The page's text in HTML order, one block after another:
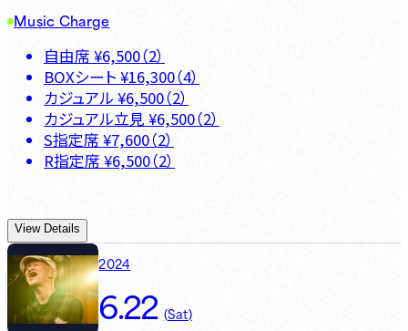
Music Charge
自由席 ¥6,500（2）
BOXシート ¥16,300（4）
カジュアル ¥6,500（2）
カジュアル立見 ¥6,500（2）
S指定席 ¥7,600（2）
R指定席 ¥6,500（2）
View Details
2024
6.22 (Sat)